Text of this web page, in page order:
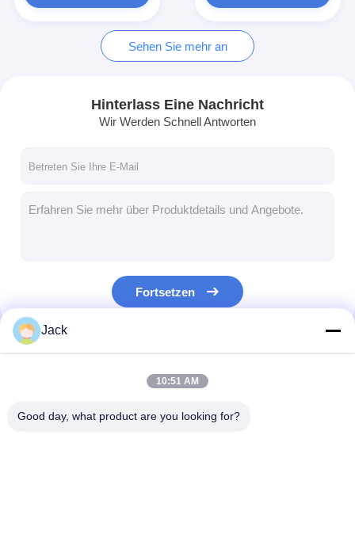
Plaudern Sie Jetzt
Lcd-digitale Beschilderung im Freien
Boden, der lcd-digitale Beschilderung steht
Stange LCD-Anzeige
Tragbare digitale Beschilderung
Transparenter LCD-Bildschirm
Sehen Sie mehr an
Hinterlass Eine Nachricht
Wir Werden Schnell Antworten
Fortsetzen
Unsere Kategorien
Jack
10:51 AM
Good day, what product are you looking for?